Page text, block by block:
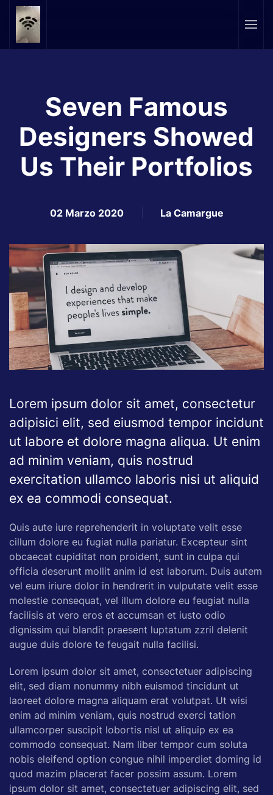
Skip to main content
Seven Famous
Designers Showed
Us Their Portfolios
02 Marzo 2020 La Camargue
Lorem ipsum dolor sit amet, consectetur
adipisici elit, sed eiusmod tempor incidunt
ut labore et dolore magna aliqua. Ut enim
ad minim veniam, quis nostrud
exercitation ullamco laboris nisi ut aliquid
ex ea commodi consequat.
Quis aute iure reprehenderit in voluptate velit esse
cillum dolore eu fugiat nulla pariatur. Excepteur sint
obcaecat cupiditat non proident, sunt in culpa qui
officia deserunt mollit anim id est laborum. Duis autem
vel eum iriure dolor in hendrerit in vulputate velit esse
molestie consequat, vel illum dolore eu feugiat nulla
facilisis at vero eros et accumsan et iusto odio
dignissim qui blandit praesent luptatum zzril delenit
augue duis dolore te feugait nulla facilisi.
Lorem ipsum dolor sit amet, consectetuer adipiscing
elit, sed diam nonummy nibh euismod tincidunt ut
laoreet dolore magna aliquam erat volutpat. Ut wisi
enim ad minim veniam, quis nostrud exerci tation
ullamcorper suscipit lobortis nisl ut aliquip ex ea
commodo consequat. Nam liber tempor cum soluta
nobis eleifend option congue nihil imperdiet doming id
quod mazim placerat facer possim assum. Lorem
ipsum dolor sit amet, consectetuer adipiscing elit, sed